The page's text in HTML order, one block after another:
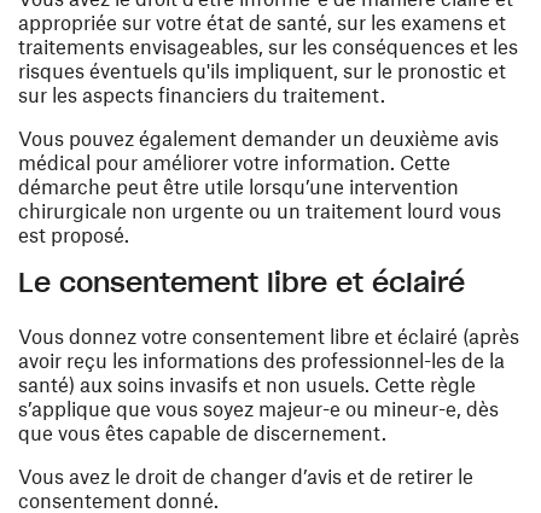
appropriée sur votre état de santé, sur les examens et
traitements envisageables, sur les conséquences et les
risques éventuels qu'ils impliquent, sur le pronostic et
sur les aspects financiers du traitement.
Vous pouvez également demander un deuxième avis
médical pour améliorer votre information. Cette
démarche peut être utile lorsqu’une intervention
chirurgicale non urgente ou un traitement lourd vous
est proposé.
Le consentement libre et éclairé
Vous donnez votre consentement libre et éclairé (après
avoir reçu les informations des professionnel-les de la
santé) aux soins invasifs et non usuels. Cette règle
s’applique que vous soyez majeur-e ou mineur-e, dès
que vous êtes capable de discernement.
Vous avez le droit de changer d’avis et de retirer le
consentement donné.